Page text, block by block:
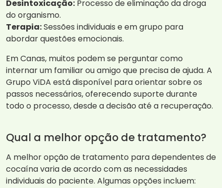
Desintoxicação: Processo de eliminação da droga
do organismo.
Terapia:Sessões individuais e em grupo para
abordar questões emocionais.
Em Canas, muitos podem se perguntar como
internar um familiar ou amigo que precisa de ajuda. A
Grupo ViDA está disponível para orientar sobre os
passos necessários, oferecendo suporte durante
todo o processo, desde a decisão até a recuperação.
Qual a melhor opção de tratamento?
A melhor opção de tratamento para dependentes de
cocaína varia de acordo com as necessidades
individuais do paciente. Algumas opções incluem: